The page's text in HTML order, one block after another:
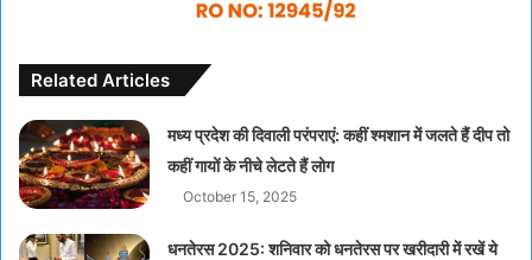
Related Articles
मध्य प्रदेश की दिवाली परंपराएं: कहीं श्मशान में जलते हैं दीप तो
कहीं गायों के नीचे लेटते हैं लोग
October 15, 2025
धनतेरस 2025: शनिवार को धनतेरस पर खरीदारी में रखें ये